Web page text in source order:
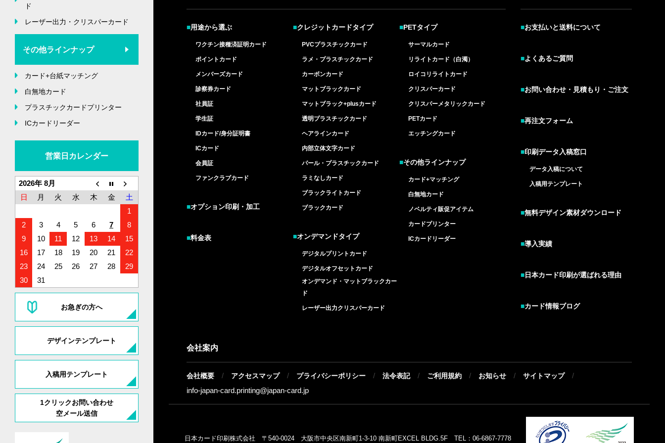
ド
レーザー出力・クリスパーカード
その他ラインナップ
カード+台紙マッチング
白無地カード
プラスチックカードプリンター
ICカードリーダー
営業日カレンダー
2026年 8月
日
月 火 水 木 金
土
1
2
3 4 5 6 7
8
9
10 11 12 13 14
15
16
17 18 19 20 21
22
23
24 25 26 27 28
29
30
31
お急ぎの方へ
デザインテンプレート
入稿用テンプレート
1クリックお問い合わせ
空メール送信
■用途から選ぶ
ワクチン接種済証明カード
ポイントカード
メンバーズカード
診察券カード
社員証
学生証
IDカード/身分証明書
ICカード
会員証
ファンクラブカード
■オプション印刷・加工
■料金表
■クレジットカードタイプ
PVCプラスチックカード
ラメ・プラスチックカード
カーボンカード
マットブラックカード
マットブラック+plusカード
透明プラスチックカード
ヘアラインカード
内部立体文字カード
パール・プラスチックカード
ラミなしカード
ブラックライトカード
ブラックカード
■オンデマンドタイプ
デジタルプリントカード
デジタルオフセットカード
オンデマンド・マットブラックカー
ド
レーザー出力クリスパーカード
■PETタイプ
サーマルカード
リライトカード（白濁）
ロイコリライトカード
クリスパーカード
クリスパーメタリックカード
PETカード
エッチングカード
■その他ラインナップ
カード+マッチング
白無地カード
ノベルティ販促アイテム
カードプリンター
ICカードリーダー
■お支払いと送料について
■よくあるご質問
■お問い合わせ・見積もり・ご注文
■再注文フォーム
■印刷データ入稿窓口
データ入稿について
入稿用テンプレート
■無料デザイン素材ダウンロード
■導入実績
■日本カード印刷が選ばれる理由
■カード情報ブログ
会社案内
会社概要 / アクセスマップ / プライバシーポリシー / 法令表記 / ご利用規約 / お知らせ / サイトマップ
/
info-japan-card.printing@japan-card.jp
日本カード印刷株式会社 〒540-0024 大阪市中央区南新町1-3-10 南新町EXCEL BLDG.5F TEL：06-6867-7778